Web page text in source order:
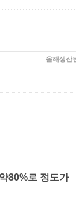
올해생산
80%로 정도가